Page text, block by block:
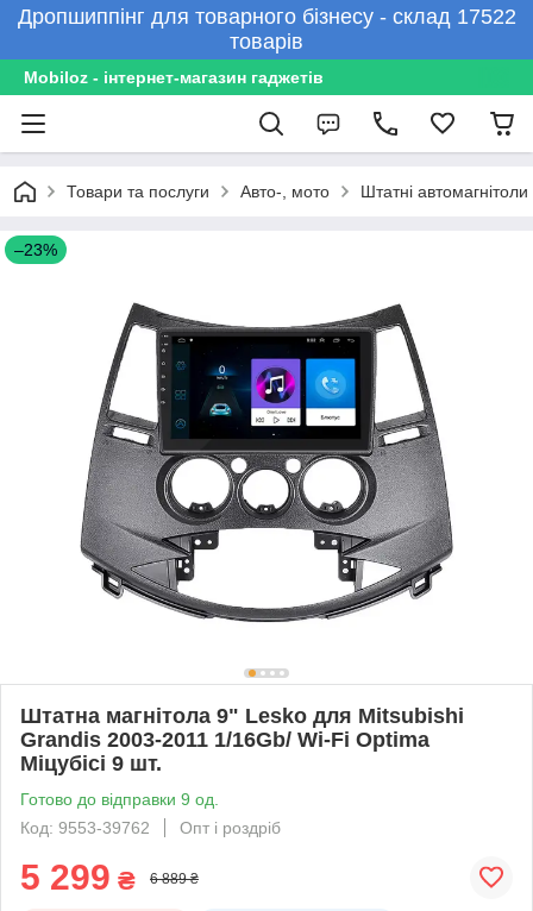
Дропшиппінг для товарного бізнесу - склад 17522
товарів
Mobiloz - інтернет-магазин гаджетів
Товари та послуги Авто-, мото Штатні автомагнітоли
–23%
Штатна магнітола 9" Lesko для Mitsubishi
Grandis 2003-2011 1/16Gb/ Wi-Fi Optima
Міцубісі 9 шт.
Готово до відправки 9 од.
Код: 9553-39762
Опт і роздріб
5 299 ₴ 6 889 ₴